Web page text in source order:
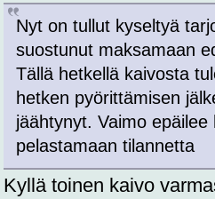
Nyt on tullut kyseltyä
suostunut maksamaan
Tällä hetkellä kaivosta
hetken pyörittämisen
jäähtynyt. Vaimo
pelastamaan tilannetta
Kyllä toinen kaivo